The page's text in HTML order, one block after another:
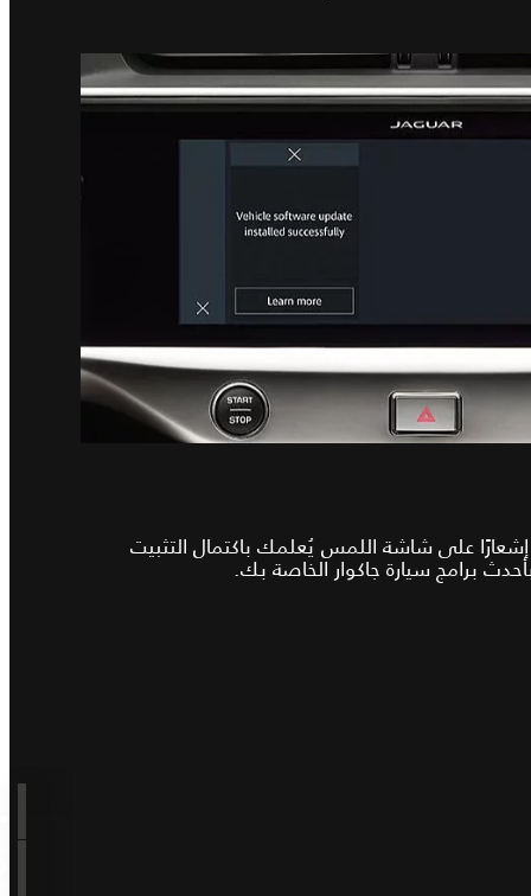
على شاشة اللمس يُعلمك باكتمال التثبيت
برامج سيارة جاكوار الخاصة بك.